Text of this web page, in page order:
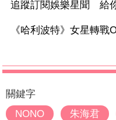
追蹤訂閱娛樂星聞 給
《哈利波特》女星轉
關鍵字
NONO
朱海君